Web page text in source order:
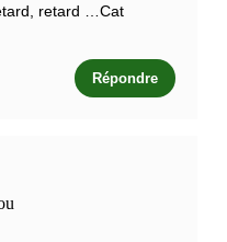
retard …Cat
Répondre